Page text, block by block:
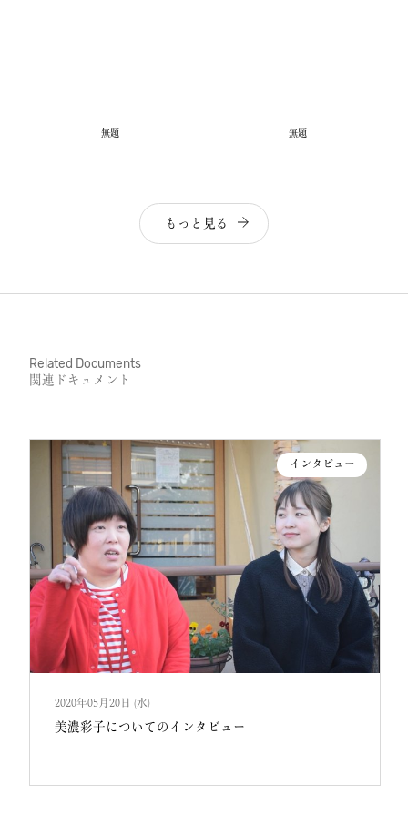
無題 無題
もっと見る
Related Documents
関連ドキュメント
インタビュー
2020年05月20日 (水)
美濃彩子についてのインタビュー